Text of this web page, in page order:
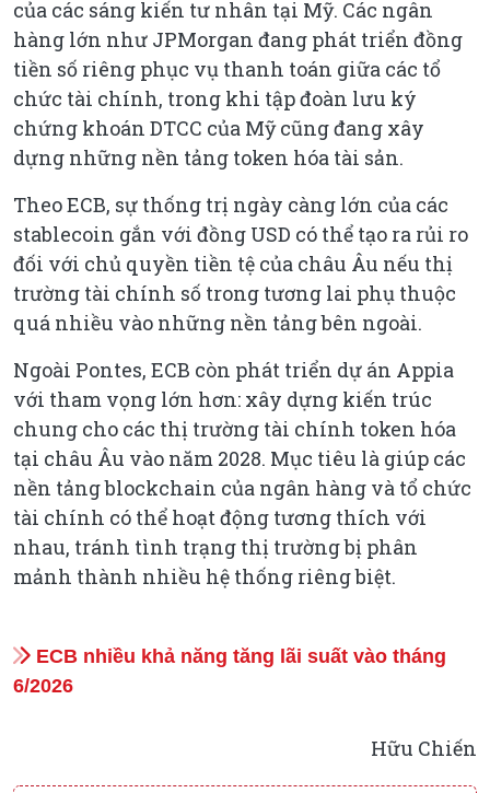
của các sáng kiến tư nhân tại Mỹ. Các ngân
hàng lớn như JPMorgan đang phát triển đồng
tiền số riêng phục vụ thanh toán giữa các tổ
chức tài chính, trong khi tập đoàn lưu ký
chứng khoán DTCC của Mỹ cũng đang xây
dựng những nền tảng token hóa tài sản.
Theo ECB, sự thống trị ngày càng lớn của các
stablecoin gắn với đồng USD có thể tạo ra rủi ro
đối với chủ quyền tiền tệ của châu Âu nếu thị
trường tài chính số trong tương lai phụ thuộc
quá nhiều vào những nền tảng bên ngoài.
Ngoài Pontes, ECB còn phát triển dự án Appia
với tham vọng lớn hơn: xây dựng kiến trúc
chung cho các thị trường tài chính token hóa
tại châu Âu vào năm 2028. Mục tiêu là giúp các
nền tảng blockchain của ngân hàng và tổ chức
tài chính có thể hoạt động tương thích với
nhau, tránh tình trạng thị trường bị phân
mảnh thành nhiều hệ thống riêng biệt.
ECB nhiều khả năng tăng lãi suất vào tháng
6/2026
Hữu Chiến